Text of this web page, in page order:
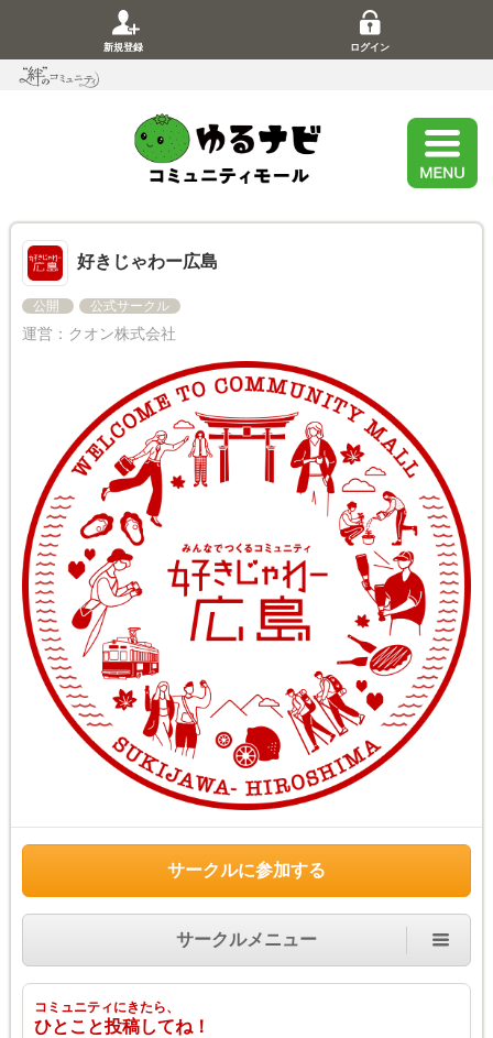
新規登録 ログイン
好きじゃわー広島
公開 公式サークル
運営： クオン株式会社
サークルに参加する
サークルメニュー
コミュニティにきたら、
ひとこと投稿してね！